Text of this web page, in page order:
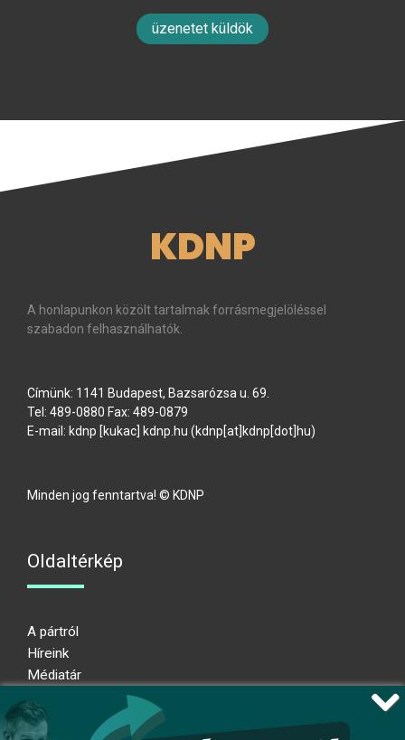
üzenetet küldök
KDNP
A honlapunkon közölt tartalmak forrásmegjelöléssel
szabadon felhasználhatók.
Címünk: 1141 Budapest, Bazsarózsa u. 69.
Tel: 489-0880 Fax: 489-0879
E-mail: kdnp [kukac] kdnp.hu (kdnp[at]kdnp[dot]hu)
Minden jog fenntartva! © KDNP
Oldaltérkép
A pártról
Híreink
Médiatár
Adatkezelési nyilatkozat